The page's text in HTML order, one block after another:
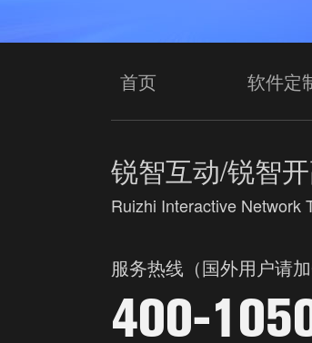
首页 软件定
锐智互动/锐智
Ruizhi Interactive Network
服务热线（国外用户请加
400-